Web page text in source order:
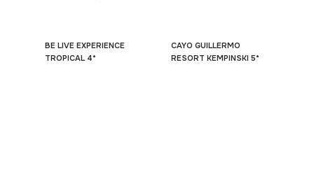
BE LIVE EXPERIENCE
TROPICAL 4*
CAYO GUILLERMO
RESORT KEMPINSKI 5*